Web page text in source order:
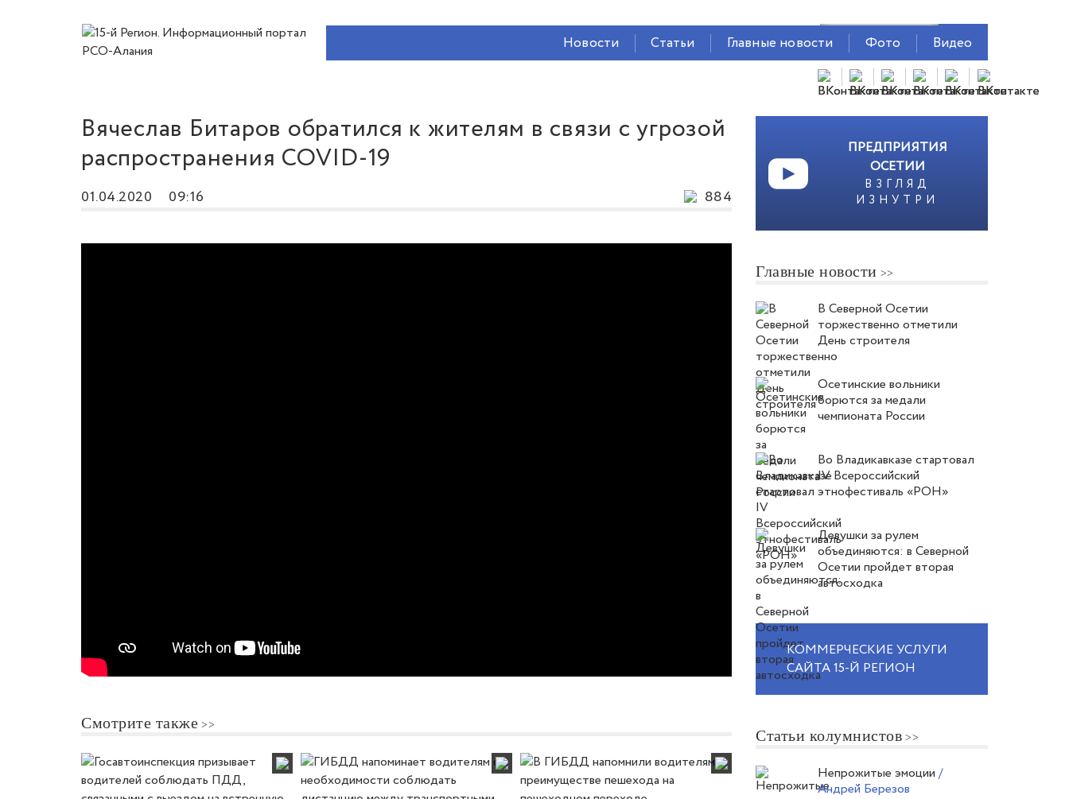
3.04 м/с
Новости Статьи Главные новости Фото Видео
Вячеслав Битаров обратился к жителям в связи с угрозой
распространения COVID-19
01.04.2020 09:16 884
Смотрите также
ПРЕДПРИЯТИЯ
ОСЕТИИ
ВЗГЛЯД
ИЗНУТРИ
Главные новости
В Северной Осетии
торжественно отметили
День строителя
Осетинские вольники
борются за медали
чемпионата России
Во Владикавказе стартовал
IV Всероссийский
этнофестиваль «РОН»
Девушки за рулем
объединяются: в Северной
Осетии пройдет вторая
автосходка
КОММЕРЧЕСКИЕ УСЛУГИ
САЙТА 15-Й РЕГИОН
Статьи колумнистов
Непрожитые эмоции/
Андрей Березов